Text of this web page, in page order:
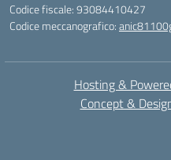
Codice fiscale: 93084410427
Codice meccanografico:
Hosting &
Concept &